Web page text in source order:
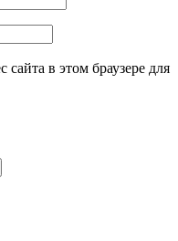
в этом браузере для